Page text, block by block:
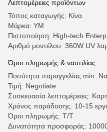
Λεπτομέρειες προϊόντων
Τόπος καταγωγής: Κίνα
Μάρκα: YM
Πιστοποίηση: High-tech
Αριθμό μοντέλου: 360W UV
Όροι πληρωμής & ναυτιλίας
Ποσότητα παραγγελίας min:
Τιμή: Negotiate
Συσκευασία λεπτομέρειες:
Χρόνος παράδοσης: 10-15
Όροι πληρωμής: Τ/Τ
Δυνατότητα προσφοράς: